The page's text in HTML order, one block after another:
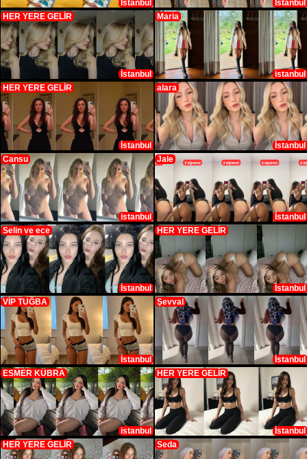
İstanbul
İstanbul
HER YERE GELİR
İstanbul
Maria
istanbul
HER YERE GELİR
İstanbul
alara
İstanbul
Cansu
istanbul
Jale
İstanbul
Selin ve ece
İstanbul
HER YERE GELİR
İstanbul
VİP TUĞBA
İstanbul
Şevval
İstanbul
ESMER KÜBRA
istanbul
HER YERE GELİR
İstanbul
HER YERE GELİR
Seda